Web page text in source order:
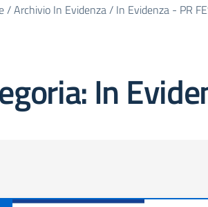
/Archivio In Evidenza/ In Evidenza - PR
In